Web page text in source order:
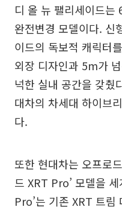
디 올 뉴 팰리세이드는
완전변경 모델이다. 신
이드의 독보적 캐릭터
외장 디자인과 5m가
넉한 실내 공간을 갖췄
대차의 차세대 하이브
다.
또한 현대차는 오프로
드 XRT Pro’ 모델을
Pro’는 기존 XRT 트림